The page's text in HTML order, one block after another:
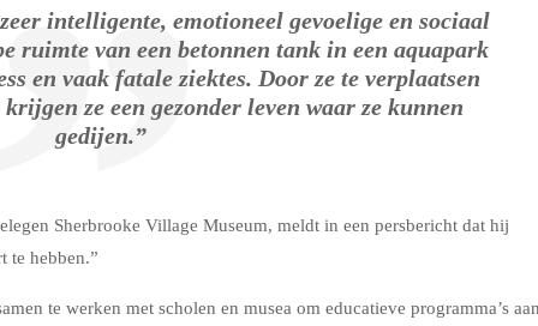
intelligente, emotioneel gevoelige en sociaal
ruimte van een betonnen tank in een aquapark
en vaak fatale ziektes. Door ze te verplaatsen
ze een gezonder leven waar ze kunnen
gedijen.”
Sherbrooke Village Museum, meldt in een persbericht dat hij
te hebben.”
te werken met scholen en musea om educatieve programma’s